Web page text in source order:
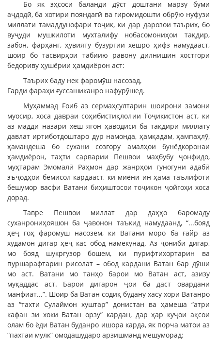
Бо як эҳсоси баланди дӯст доштани марзу буми
аҷдодӣ, ба хотири пояндагӣ ва гиромидошти обрӯю нуфузи
миллати тамаддунофари тоҷик, ки дар дарозои таърих, бо
вуҷуди мушкилоти мухталифу нобасомониҳои тақдир,
забон, фарҳанг, ҳувияту бузургии хешро ҳифз намудааст,
шоир бо тасвирҳои табиию равону дилнишин хостгори
бедориву ҳушёрии ҳамдиёрон аст:
Таърих баду нек фаромӯш насозад,
Гарди фараҳи ғуссашиканро нафурӯшед.
Муҳаммад Ғоиб аз сермаҳсултарин шоирони замони
муосир, хоса давраи соҳибистиқлолии Тоҷикистон аст, ки
аз мадди назари хеш ягон ҳаводиси ба тақдири миллату
давлат иртиботдоштаро дур намонда, ҳамқадам, ҳампаҳлӯ,
ҳамандеша бо сухани созгору амалҳои бунёдкоронаи
ҳамдиёрон, таҳти сарварии Пешвои маҳбубу ҷонфидо,
муҳтарам Эмомалӣ Раҳмон дар жанрҳои гуногуни адабӣ
эъҷодҳои бемисол кардааст, ки миёни ин ҳама таълифоти
бешумор васфи Ватани биҳиштосои тоҷикон ҷойгоҳи хоса
дорад.
Тавре Пешвои миллат дар даҳҳо баромаду
суханрониҳояшон ба ҷавонон таъкид намудаанд, “...бояд
ҳеҷ гоҳ фаромӯш насозем, ки Ватани моро ба ғайр аз
худамон дигар ҳеҷ кас обод намекунад. Аз ҷониби дигар,
мо бояд шукргузор бошем, ки пурифтихортарин ва
пуршарафтарин рисолат – обод кардани Ватан бар дӯши
мо аст. Ватани мо танҳо барои мо Ватан аст, азизу
муқаддас аст. Барои дигарон ҷои ба даст овардани
манфиат...”. Шоир ба Ватан содиқ будану хасу хори Ватанро
аз “тахти Сулаймон хуштар” донистан ва ҳамеша “атри
кафан зи хоки Ватан орзу” кардан, дар ҳар куҷои ақсои
олам бо ёди Ватан буданро ишора карда, як порча матои аз
“пахтаи мулк” омодашударо арзишманд мешуморад: